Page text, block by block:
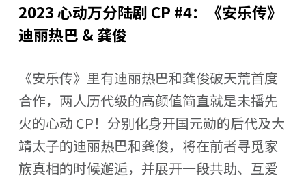
2023 心动万分陆剧 CP #4：《安乐传》
迪丽热巴 & 龚俊
《安乐传》里有迪丽热巴和龚俊破天荒首度
合作，两人历代级的高颜值简直就是未播先
火的心动 CP！分别化身开国元勋的后代及大
靖太子的迪丽热巴和龚俊，将在前者寻觅家
族真相的时候邂逅，并展开一段共助、互爱